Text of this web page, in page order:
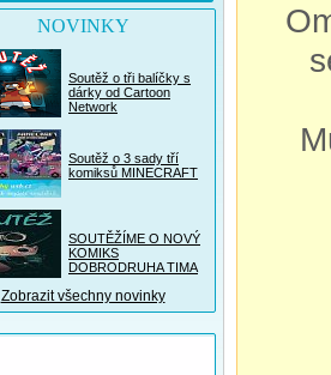
NOVINKY
Soutěž o tři balíčky s
dárky od Cartoon
Network
Soutěž o 3 sady tří
komiksů MINECRAFT
SOUTĚŽÍME O NOVÝ
KOMIKS
DOBRODRUHA TIMA
Zobrazit všechny novinky